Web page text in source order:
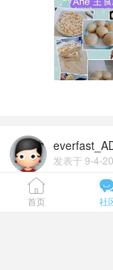
发表于 9-4-
红葡萄
寻找一处

首页 社